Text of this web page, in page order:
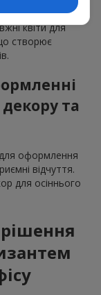
дарує приємні
квіти для
створює
та
оформлення
відчуття.
для осіннього